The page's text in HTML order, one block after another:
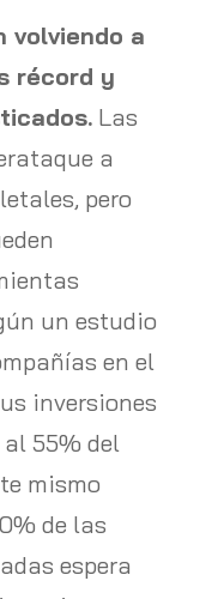
volviendo a
récord y
Las
a
pero
un estudio
en el
inversiones
55% del
mismo
de las
espera